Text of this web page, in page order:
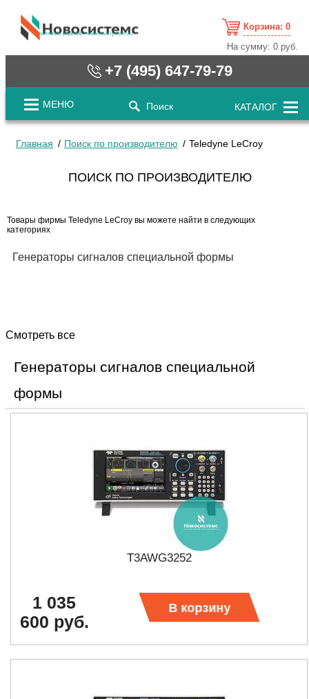
cистемные решения / www.novosystems.ru
Корзина: 0
На сумму:0 руб.
+7 (495) 647-79-79
МЕНЮ Поиск КАТАЛОГ
Главная Поиск по производителю Teledyne LeCroy
ПОИСК ПО ПРОИЗВОДИТЕЛЮ
Товары фирмы Teledyne LeCroy вы можете найти в следующих
категориях
Генераторы сигналов специальной формы
Смотреть все
Генераторы сигналов специальной
формы
T3AWG3252
1 035
600 руб.
В корзину